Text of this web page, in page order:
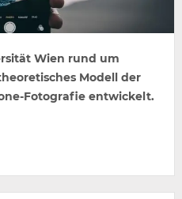
Wien rund um
Modell der
Fotografie entwickelt.